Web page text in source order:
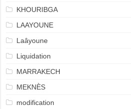
KHOURIBGA
LAAYOUNE
Laâyoune
Liquidation
MARRAKECH
MEKNÈS
modification